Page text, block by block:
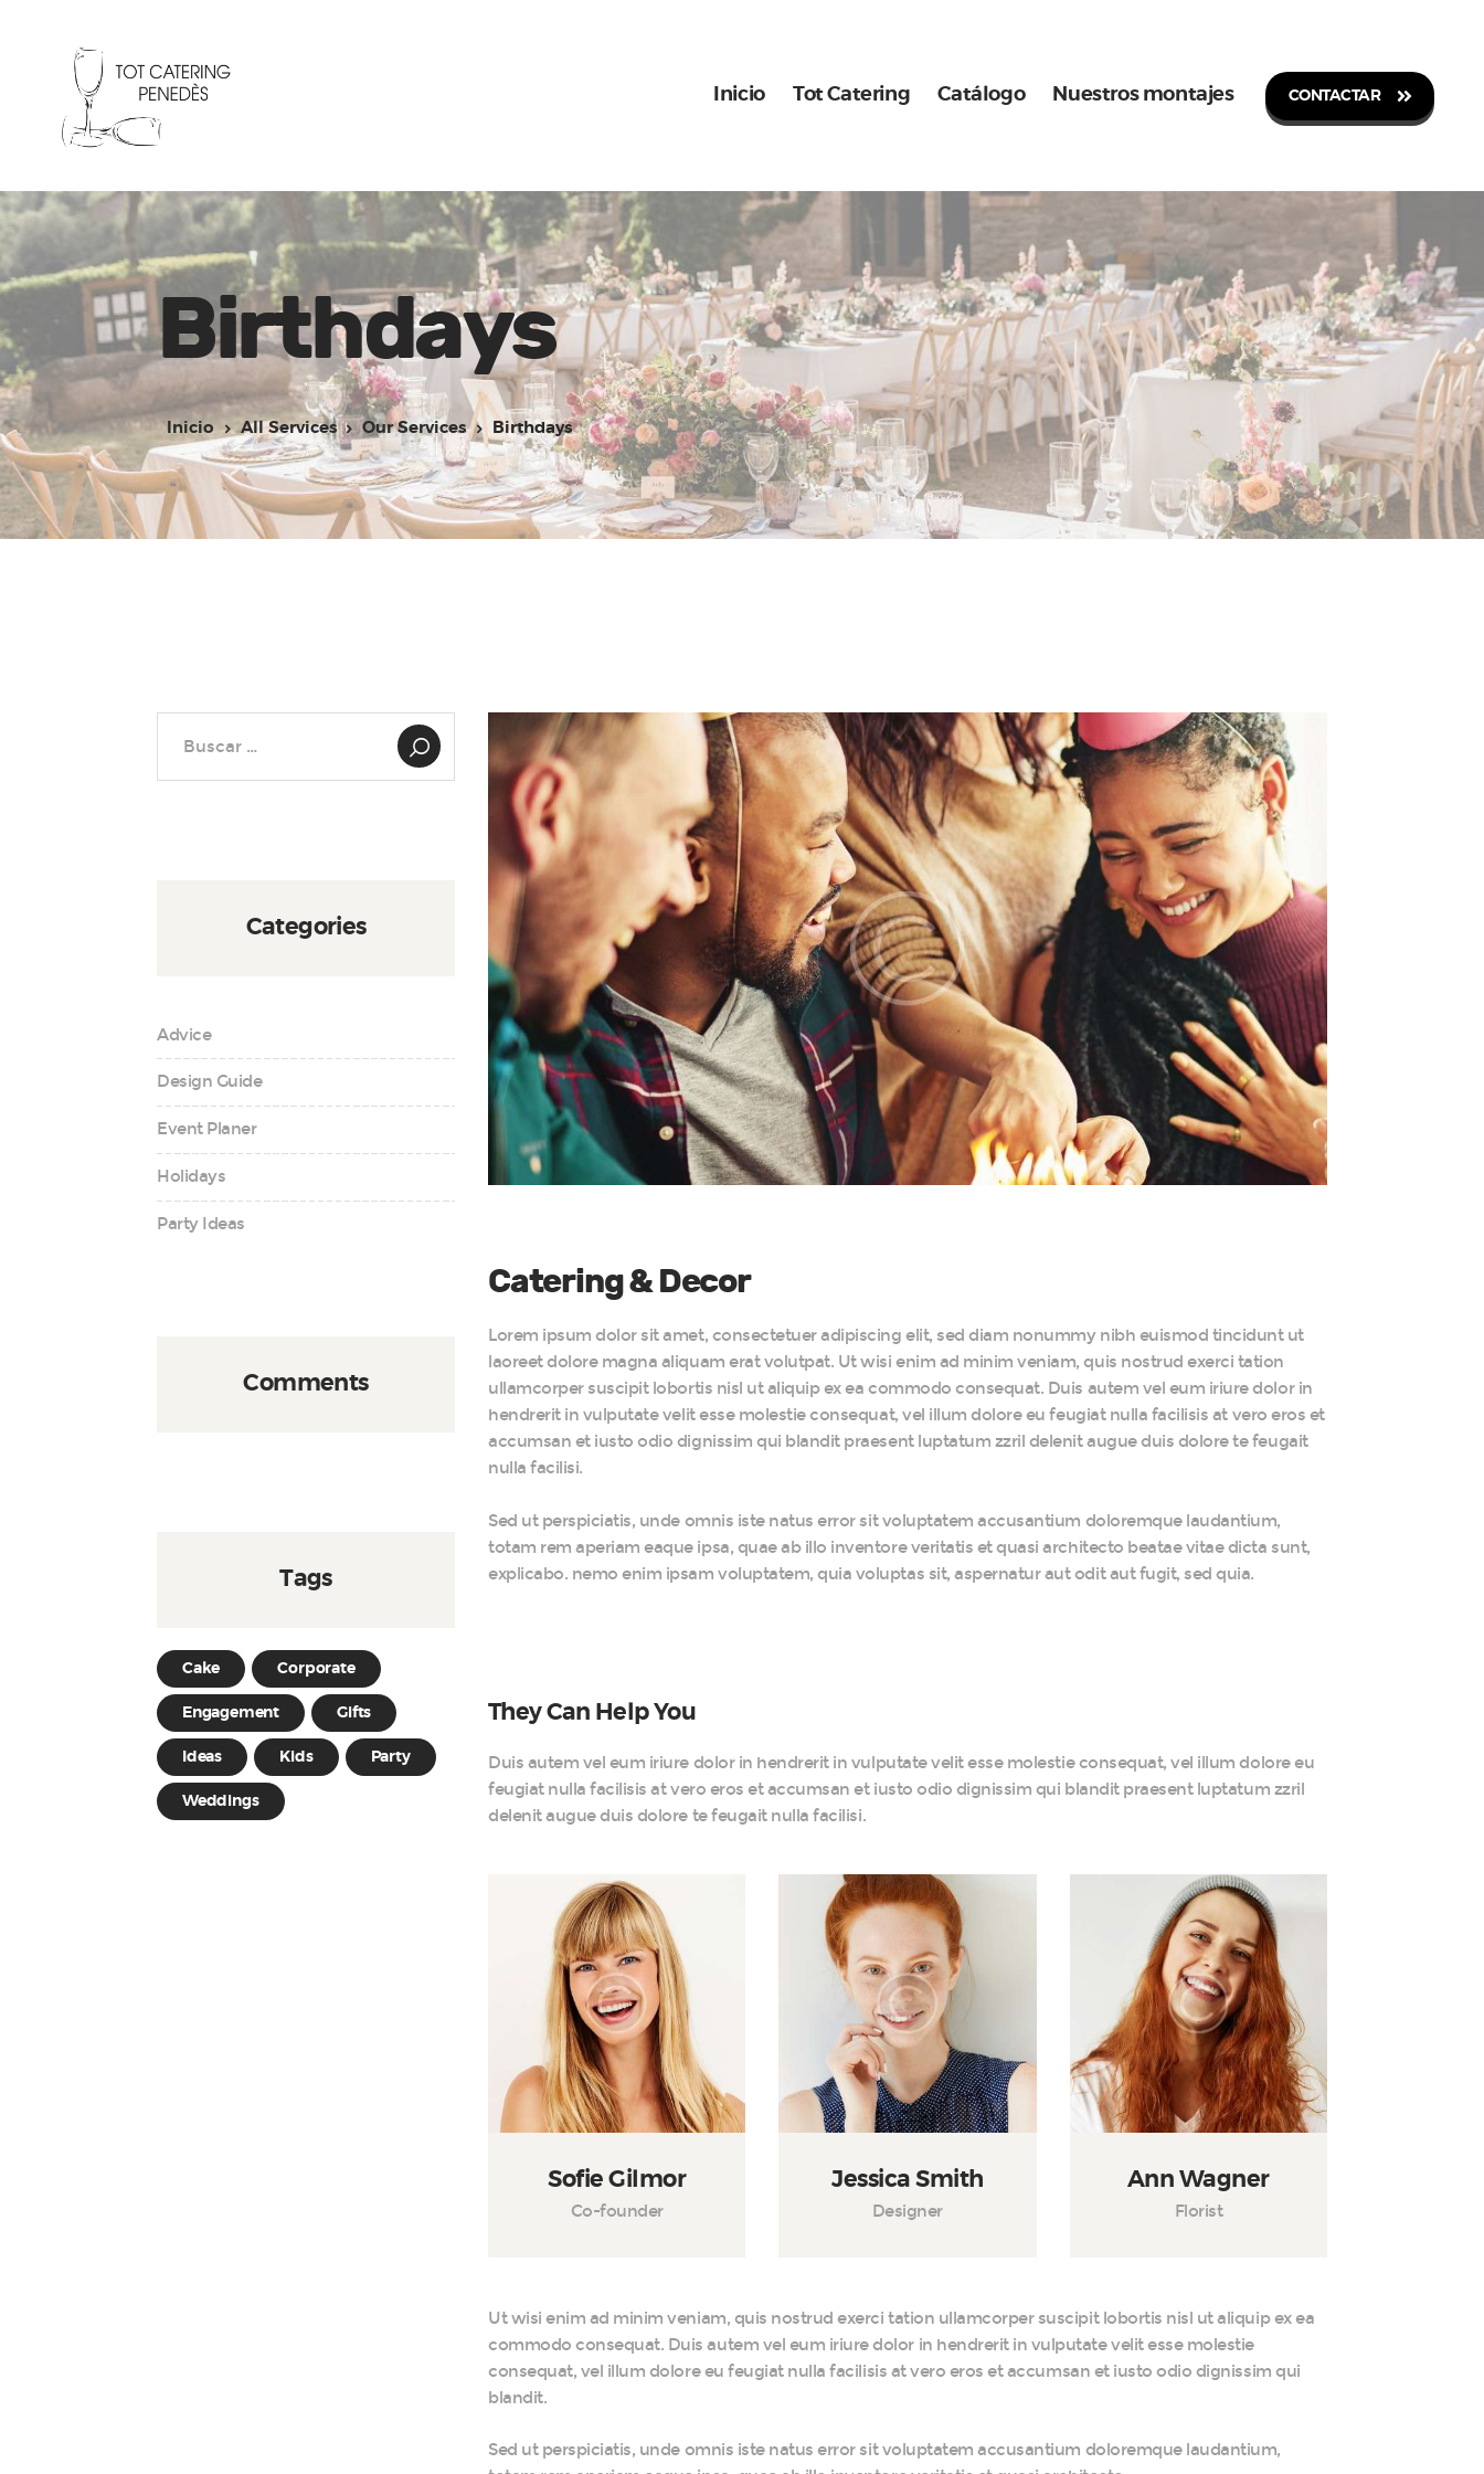
Inicio Tot Catering Catálogo Nuestros montajes CONTACTAR
Birthdays
Inicio All Services Our Services Birthdays
Tot Catering
Catering & Decor
Lorem ipsum dolor sit amet, consectetuer adipiscing elit, sed diam nonummy nibh euismod tincidunt ut
laoreet dolore magna aliquam erat volutpat. Ut wisi enim ad minim veniam, quis nostrud exerci tation
ullamcorper suscipit lobortis nisl ut aliquip ex ea commodo consequat. Duis autem vel eum iriure dolor in
hendrerit in vulputate velit esse molestie consequat, vel illum dolore eu feugiat nulla facilisis at vero eros et
accumsan et iusto odio dignissim qui blandit praesent luptatum zzril delenit augue duis dolore te feugait
nulla facilisi.
Sed ut perspiciatis, unde omnis iste natus error sit voluptatem accusantium doloremque laudantium,
totam rem aperiam eaque ipsa, quae ab illo inventore veritatis et quasi architecto beatae vitae dicta sunt,
explicabo. nemo enim ipsam voluptatem, quia voluptas sit, aspernatur aut odit aut fugit, sed quia.
They Can Help You
Duis autem vel eum iriure dolor in hendrerit in vulputate velit esse molestie consequat, vel illum dolore eu
feugiat nulla facilisis at vero eros et accumsan et iusto odio dignissim qui blandit praesent luptatum zzril
delenit augue duis dolore te feugait nulla facilisi.
Sofie Gilmor
Co-founder
Jessica Smith
Designer
Ann Wagner
Florist
Ut wisi enim ad minim veniam, quis nostrud exerci tation ullamcorper suscipit lobortis nisl ut aliquip ex ea
commodo consequat. Duis autem vel eum iriure dolor in hendrerit in vulputate velit esse molestie
consequat, vel illum dolore eu feugiat nulla facilisis at vero eros et accumsan et iusto odio dignissim qui
blandit.
Sed ut perspiciatis, unde omnis iste natus error sit voluptatem accusantium doloremque laudantium,
Categories
Advice
Design Guide
Event Planer
Holidays
Party Ideas
Comments
Tags
Cake Corporate
Engagement Gifts
Ideas Kids Party
Weddings